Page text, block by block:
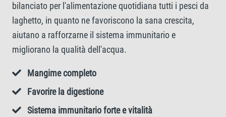
bilanciato per l'alimentazione quotidiana tutti i pesci da
laghetto, in quanto ne favoriscono la sana crescita,
aiutano a rafforzarne il sistema immunitario e
migliorano la qualità dell'acqua.
Mangime completo
Favorire la digestione
Sistema immunitario forte e vitalità